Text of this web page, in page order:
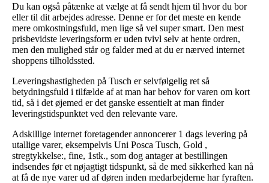
Du kan også påtænke at vælge at få sendt hjem til hvor du bor
eller til dit arbejdes adresse. Denne er for det meste en kende
mere omkostningsfuld, men lige så vel super smart. Den mest
prisbevidste leveringsform er uden tvivl selv at hente ordren,
men den mulighed står og falder med at du er nærved internet
shoppens tilholdssted.
Leveringshastigheden på Tusch er selvfølgelig ret så
betydningsfuld i tilfælde af at man har behov for varen om kort
tid, så i det øjemed er det ganske essentielt at man finder
leveringstidspunktet ved den relevante vare.
Adskillige internet foretagender annoncerer 1 dags levering på
utallige varer, eksempelvis Uni Posca Tusch, Gold ,
stregtykkelse:, fine, 1stk., som dog antager at bestillingen
indsendes før et nøjagtigt tidspunkt, så de med sikkerhed kan nå
at få de nye varer ud af døren inden medarbejderne har fyraften.